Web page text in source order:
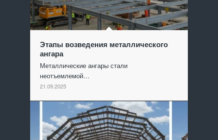
Этапы возведения металлического
ангара
Металлические ангары стали
неотъемлемой…
21.09.2025